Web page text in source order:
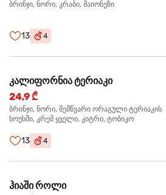
ბრინჯი, ნორი, კრაბი, მაიონეზი
13 4
კალიფორნია ტერიაკი
24,9 ₾
ბრინჯი, ნორი, შემწვარი ორაგული ტერიაკის
სოუსში, კრემ ყველი, კიტრი, ტობიკო
13 4
ჰიაში როლი